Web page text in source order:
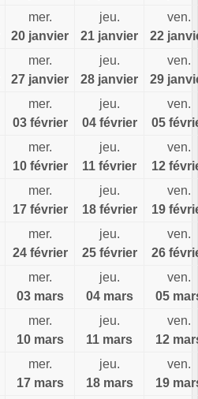
mer.
20 janvier
jeu.
21 janvier
ven.
22
mer.
27 janvier
jeu.
28 janvier
ven.
29
mer.
03 février
jeu.
04 février
ven.
05
mer.
10 février
jeu.
11 février
ven.
12
mer.
17 février
jeu.
18 février
ven.
19
mer.
24 février
jeu.
25 février
ven.
26
mer.
03 mars
jeu.
04 mars
ven.
05
mer.
10 mars
jeu.
11 mars
ven.
12
mer.
17 mars
jeu.
18 mars
ven.
19